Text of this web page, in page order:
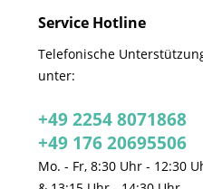
Service Hotline
Telefonische
unter:
+49 2254 8071868
+49 176 20695506
Mo. - Fr, 8:30 Uhr - 12:30